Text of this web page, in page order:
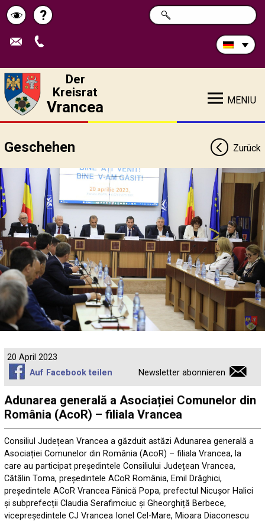
Schimbă
contrastul
Pagina
de
?
Durchsuchen
Sie
SUCHE
Der
Kreisrat
Vrancea MENIU
Geschehen Zurück
20 April 2023
Auf Facebook teilen
Newsletter abonnieren
Adunarea generală a Asociației Comunelor din
România (AcoR) – filiala Vrancea
Consiliul Județean Vrancea a găzduit astăzi Adunarea generală a
Asociației Comunelor din România (AcoR) – filiala Vrancea, la
care au participat președintele Consiliului Județean Vrancea,
Cătălin Toma, președintele ACoR România, Emil Drăghici,
președintele ACoR Vrancea Fănică Popa, prefectul Nicușor Halici
și subprefecții Claudia Serafimciuc și Gheorghiță Berbece,
vicepreședintele CJ Vrancea Ionel Cel-Mare, Mioara Diaconescu